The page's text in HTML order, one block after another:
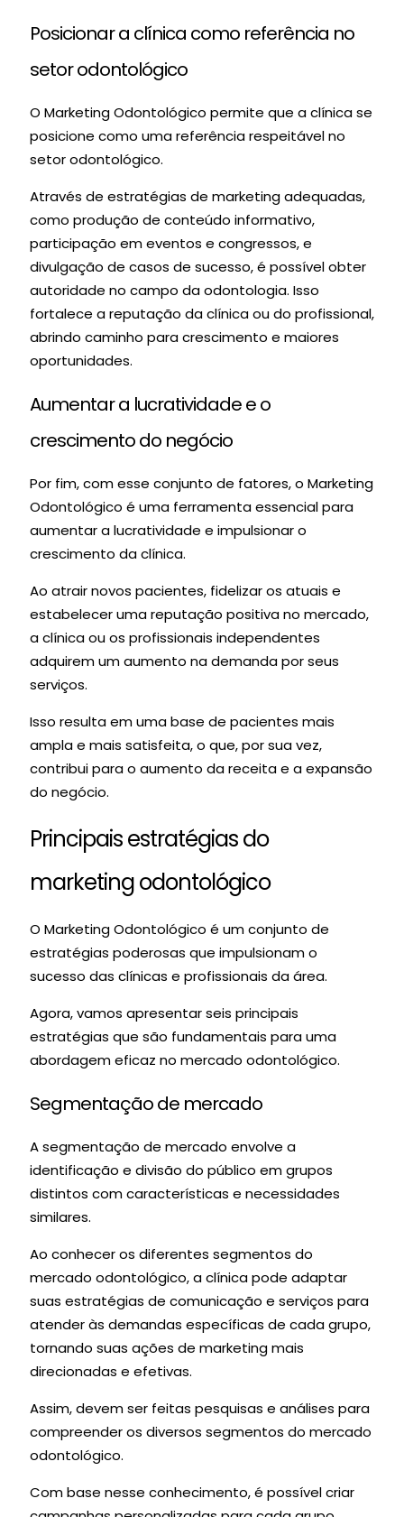
Posicionar a clínica como referência no
setor odontológico
O Marketing Odontológico permite que a clínica se
posicione como uma referência respeitável no
setor odontológico.
Através de estratégias de marketing adequadas,
como produção de conteúdo informativo,
participação em eventos e congressos, e
divulgação de casos de sucesso, é possível obter
autoridade no campo da odontologia. Isso
fortalece a reputação da clínica ou do profissional,
abrindo caminho para crescimento e maiores
oportunidades.
Aumentar a lucratividade e o
crescimento do negócio
Por fim, com esse conjunto de fatores, o Marketing
Odontológico é uma ferramenta essencial para
aumentar a lucratividade e impulsionar o
crescimento da clínica.
Ao atrair novos pacientes, fidelizar os atuais e
estabelecer uma reputação positiva no mercado,
a clínica ou os profissionais independentes
adquirem um aumento na demanda por seus
serviços.
Isso resulta em uma base de pacientes mais
ampla e mais satisfeita, o que, por sua vez,
contribui para o aumento da receita e a expansão
do negócio.
Principais estratégias do
marketing odontológico
O Marketing Odontológico é um conjunto de
estratégias poderosas que impulsionam o
sucesso das clínicas e profissionais da área.
Agora, vamos apresentar seis principais
estratégias que são fundamentais para uma
abordagem eficaz no mercado odontológico.
Segmentação de mercado
A segmentação de mercado envolve a
identificação e divisão do público em grupos
distintos com características e necessidades
similares.
Ao conhecer os diferentes segmentos do
mercado odontológico, a clínica pode adaptar
suas estratégias de comunicação e serviços para
atender às demandas específicas de cada grupo,
tornando suas ações de marketing mais
direcionadas e efetivas.
Assim, devem ser feitas pesquisas e análises para
compreender os diversos segmentos do mercado
odontológico.
Com base nesse conhecimento, é possível criar